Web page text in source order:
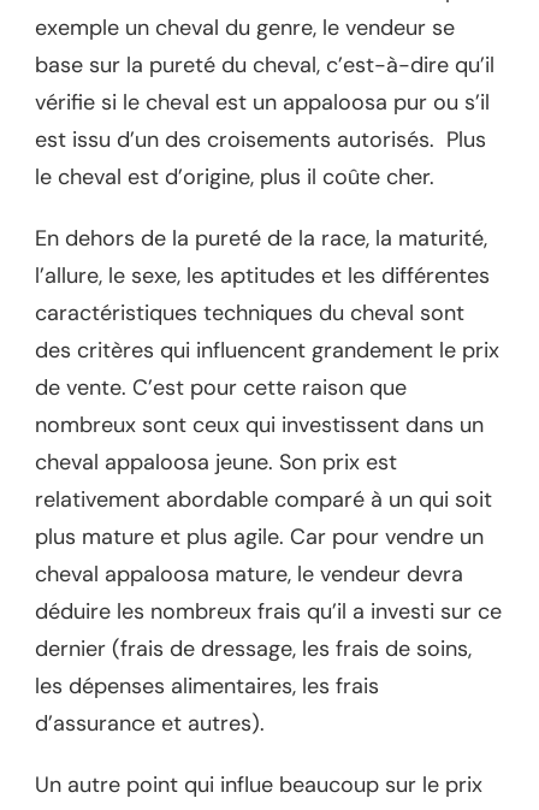
exemple un cheval du genre, le vendeur se
base sur la pureté du cheval, c’est-à-dire qu’il
vérifie si le cheval est un appaloosa pur ou s’il
est issu d’un des croisements autorisés. Plus
le cheval est d’origine, plus il coûte cher.
En dehors de la pureté de la race, la maturité,
l’allure, le sexe, les aptitudes et les différentes
caractéristiques techniques du cheval sont
des critères qui influencent grandement le prix
de vente. C’est pour cette raison que
nombreux sont ceux qui investissent dans un
cheval appaloosa jeune. Son prix est
relativement abordable comparé à un qui soit
plus mature et plus agile. Car pour vendre un
cheval appaloosa mature, le vendeur devra
déduire les nombreux frais qu’il a investi sur ce
dernier (frais de dressage, les frais de soins,
les dépenses alimentaires, les frais
d’assurance et autres).
Un autre point qui influe beaucoup sur le prix